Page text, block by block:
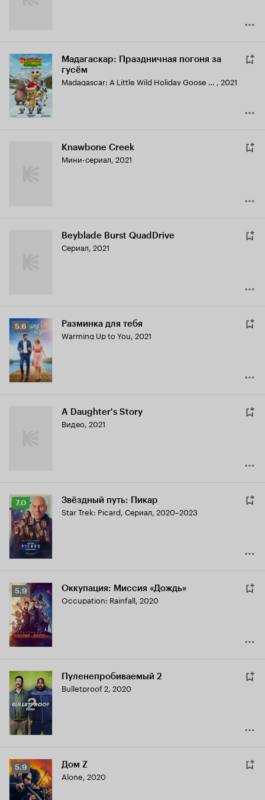
Мадагаскар: Праздничная погоня за
гусём
Madagascar: A Little Wild Holiday Goose Chase , 2021
Knawbone Creek
Мини-сериал, 2021
Beyblade Burst QuadDrive
Сериал, 2021
Рейтинг
Кинопоиска
5.6
5.6 Разминка для тебя
Warming Up to You, 2021
A Daughter's Story
Видео, 2021
Рейтинг
Кинопоиска
7.0
7.0 Звёздный путь: Пикар
Star Trek: Picard, Сериал, 2020–2023
Рейтинг
Кинопоиска
5.9
5.9 Оккупация: Миссия «Дождь»
Occupation: Rainfall, 2020
Пуленепробиваемый 2
Bulletproof 2, 2020
Рейтинг
Кинопоиска
5.9
5.9 Дом Z
Alone, 2020